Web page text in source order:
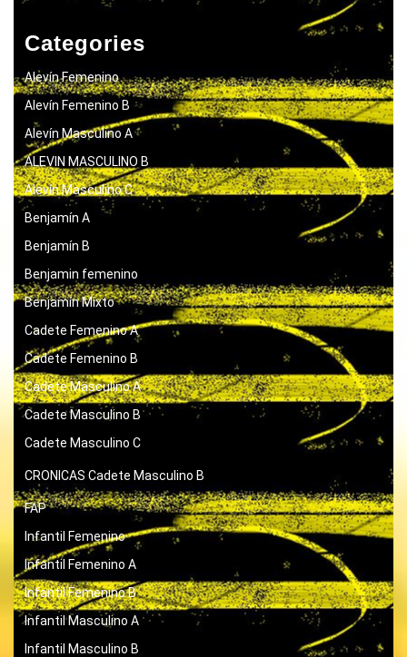
Categories
Alevín Femenino
Alevín Femenino B
Alevín Masculino A
ALEVIN MASCULINO B
Alevín Masculino C
Benjamín A
Benjamín B
Benjamin femenino
Benjamín Mixto
Cadete Femenino A
Cadete Femenino B
Cadete Masculino A
Cadete Masculino B
Cadete Masculino C
CRONICAS Cadete Masculino B
FAP
Infantil Femenino
Infantil Femenino A
Infantil Femenino B
Infantil Masculino A
Infantil Masculino B